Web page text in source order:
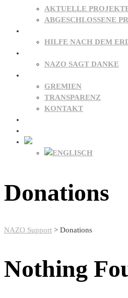
AKTUELLE
ABGESCHLOSSENE
HILFE NACH DEM
NAZO SAGT DANKE
GREMIEN
TRANSPARENZ
KONTAKT
Donations
NAZO Support > Donations
Nothing